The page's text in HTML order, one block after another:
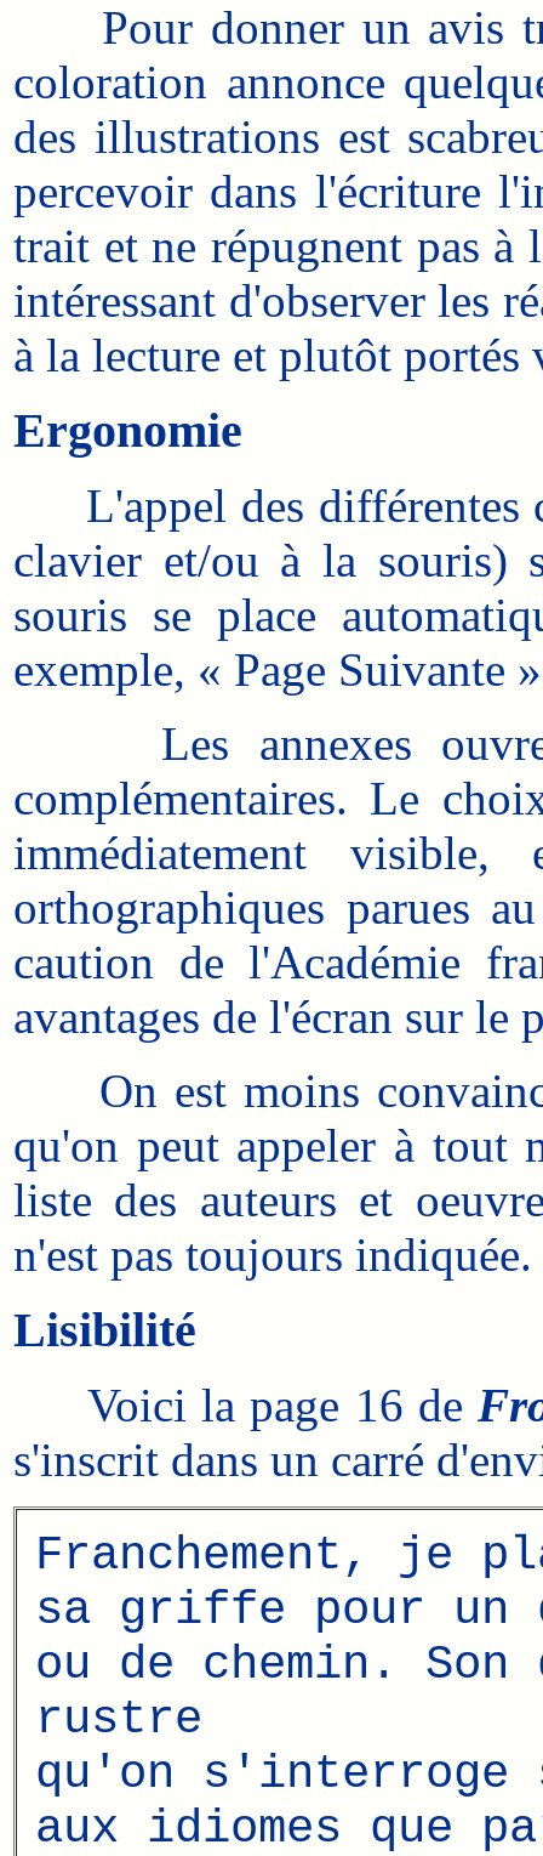
Pour donner un avis
coloration annonce
des illustrations est
percevoir dans l'écriture
trait et ne répugnent pas à
intéressant d'observer les
à la lecture et plutôt portés
Ergonomie
L'appel des différentes
clavier et/ou à la souris)
souris se place
exemple, « Page Suivante
Les annexes
complémentaires. Le
immédiatement
orthographiques parues
caution de l'Académie
avantages de l'écran sur le
On est moins
qu'on peut appeler à tout
liste des auteurs et
n'est pas toujours indiquée.
Lisibilité
Voici la page 16 de
s'inscrit dans un carré
Franchement, je
sa griffe pour un
ou de chemin.
rustre
qu'on
aux idiomes que